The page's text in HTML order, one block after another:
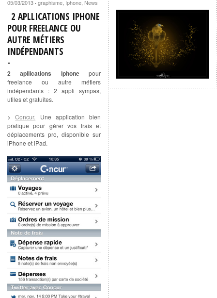
05/03/2013 · graphisme, Iphone, News
2 APLLICATIONS IPHONE
POUR FREELANCE OU
AUTRE MÉTIERS
INDÉPENDANTS
2 apllications iphonepour
freelance ou autre métiers
indépendants : 2 appli sympas,
utiles et gratuites.
>Concur. Une application bien
pratique pour gérer vos frais et
déplacements pro, disponible sur
iPhone et iPad.